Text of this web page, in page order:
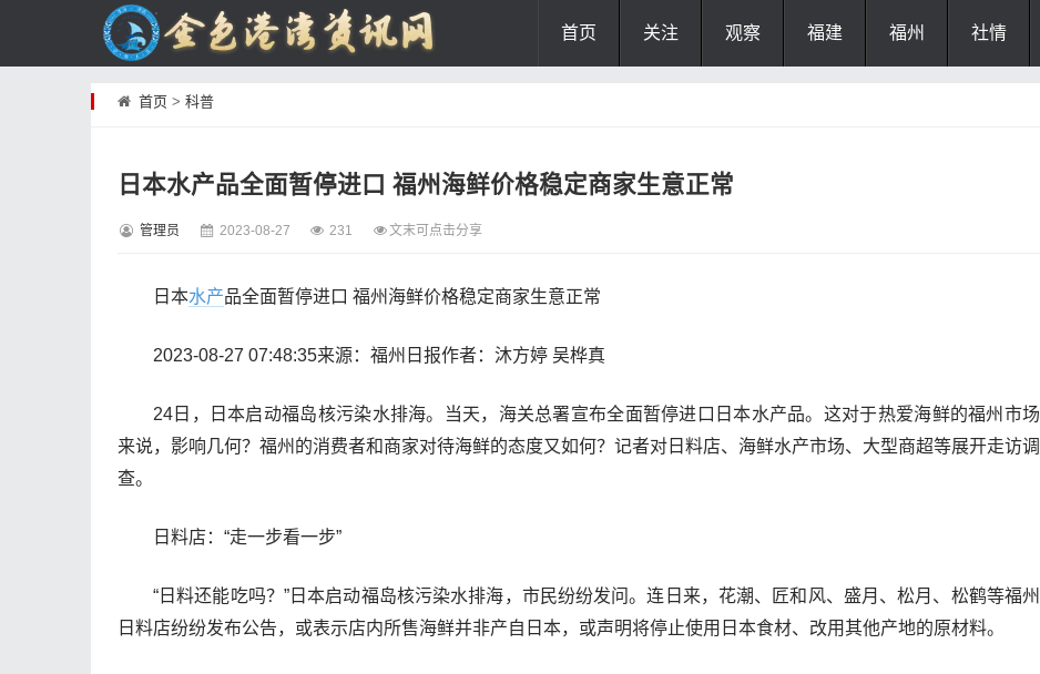
首页 关注 观察 福建 福州 社情
首页 >科普
日本水产品全面暂停进口 福州海鲜价格稳定商家生意正常
管理员 2023-08-27 231 文末可点击分享
日本水产品全面暂停进口 福州海鲜价格稳定商家生意正常
2023-08-27 07:48:35来源：福州日报作者：沐方婷 吴桦真
24日，日本启动福岛核污染水排海。当天，海关总署宣布全面暂停进口日本水产品。这对于热爱海鲜的福州市场
来说，影响几何？福州的消费者和商家对待海鲜的态度又如何？记者对日料店、海鲜水产市场、大型商超等展开走访调
查。
日料店：“走一步看一步”
“日料还能吃吗？”日本启动福岛核污染水排海，市民纷纷发问。连日来，花潮、匠和风、盛月、松月、松鹤等福州
日料店纷纷发布公告，或表示店内所售海鲜并非产自日本，或声明将停止使用日本食材、改用其他产地的原材料。